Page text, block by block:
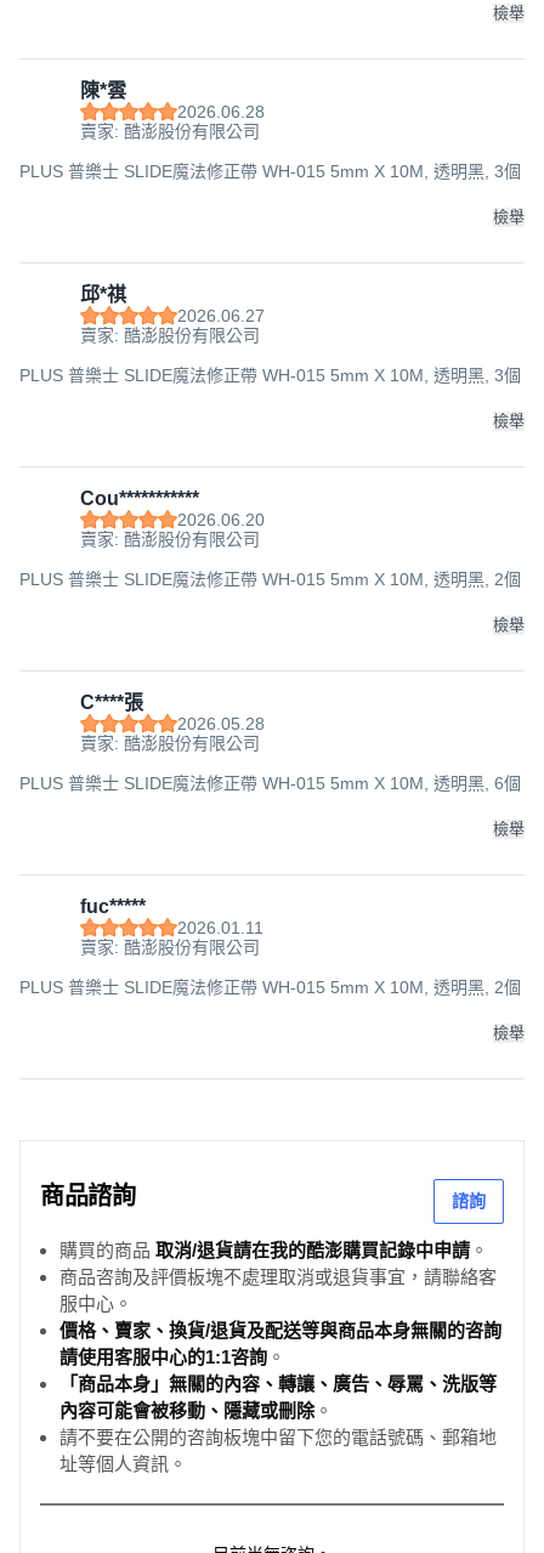
檢舉
陳*雲
2026.06.28
賣家: 酷澎股份有限公司
PLUS 普樂士 SLIDE魔法修正帶 WH-015 5mm X 10M, 透明黑, 3個
檢舉
邱*祺
2026.06.27
賣家: 酷澎股份有限公司
PLUS 普樂士 SLIDE魔法修正帶 WH-015 5mm X 10M, 透明黑, 3個
檢舉
Cou***********
2026.06.20
賣家: 酷澎股份有限公司
PLUS 普樂士 SLIDE魔法修正帶 WH-015 5mm X 10M, 透明黑, 2個
檢舉
C****張
2026.05.28
賣家: 酷澎股份有限公司
PLUS 普樂士 SLIDE魔法修正帶 WH-015 5mm X 10M, 透明黑, 6個
檢舉
fuc*****
2026.01.11
賣家: 酷澎股份有限公司
PLUS 普樂士 SLIDE魔法修正帶 WH-015 5mm X 10M, 透明黑, 2個
檢舉
商品諮詢 諮詢
購買的商品 取消/退貨請在我的酷澎購買記錄中申請 。
商品咨詢及評價板塊不處理取消或退貨事宜，請聯絡客
服中心。
價格、賣家、換貨/退貨及配送等與商品本身無關的咨詢
請使用客服中心的1:1咨詢 。
「商品本身」無關的內容、轉讓、廣告、辱罵、洗版等
內容可能會被移動、隱藏或刪除。
請不要在公開的咨詢板塊中留下您的電話號碼、郵箱地
址等個人資訊。